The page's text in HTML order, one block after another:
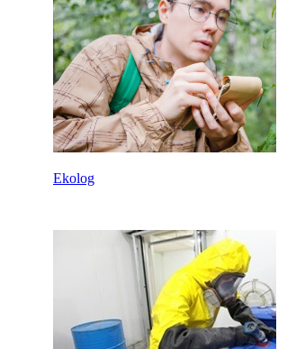
Ekolog